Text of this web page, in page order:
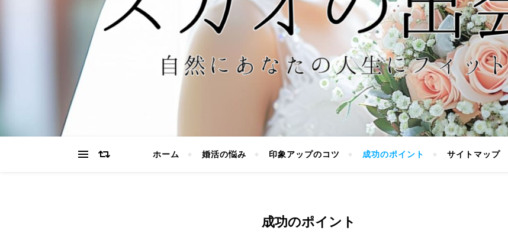
ホーム 婚活の悩み 印象アップのコツ 成功のポイント サイトマップ
成功のポイント